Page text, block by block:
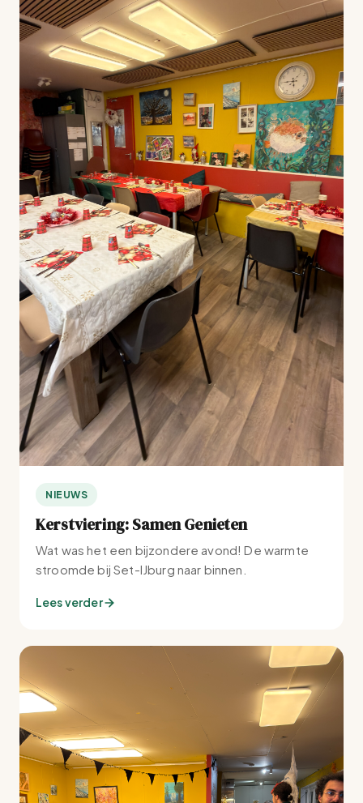
NIEUWS
Kerstviering: Samen Genieten
Wat was het een bijzondere avond! De warmte
stroomde bij Set-IJburg naar binnen.
Lees verder